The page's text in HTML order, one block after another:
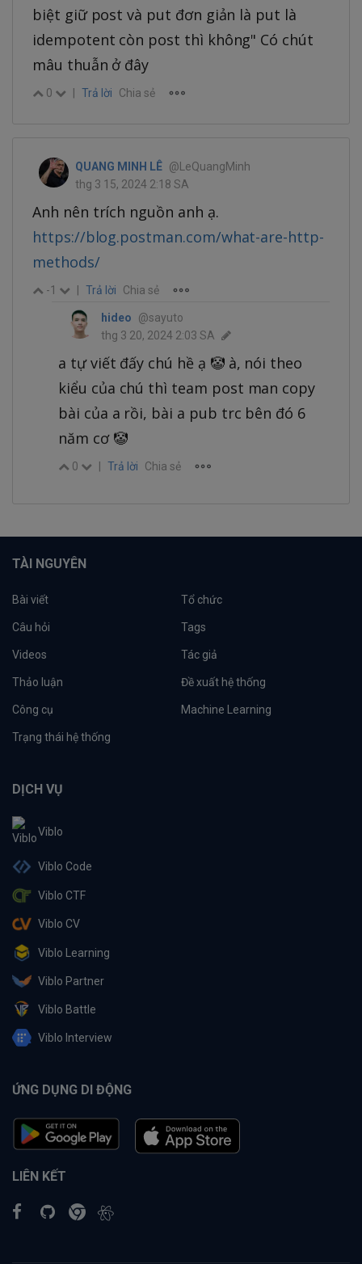
biệt giữ post và put đơn giản là put là
idempotent còn post thì không" Có chút
mâu thuẫn ở đây
0 Trả lời Chia sẻ
QUANG MINH LÊ @LeQuangMinh
thg 3 15, 2024 2:18 SA
Anh nên trích nguồn anh ạ.
https://blog.postman.com/what-are-http-
methods/
-1 Trả lời Chia sẻ
hideo
@sayuto
thg 3 20, 2024 2:03 SA
a tự viết đấy chú hề ạ 🤡 à, nói theo
kiểu của chú thì team post man copy
bài của a rồi, bài a pub trc bên đó 6
năm cơ 🤡
0 Trả lời Chia sẻ
TÀI NGUYÊN
Bài viết Tổ chức
Câu hỏi Tags
Videos Tác giả
Thảo luận Đề xuất hệ thống
Công cụ Machine Learning
Trạng thái hệ thống
DỊCH VỤ
Viblo
Viblo Code
Viblo CTF
Viblo CV
Viblo Learning
Viblo Partner
Viblo Battle
Viblo Interview
ỨNG DỤNG DI ĐỘNG
LIÊN KẾT